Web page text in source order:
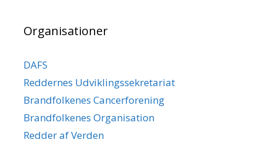
Organisationer
DAFS
Reddernes Udviklingssekretariat
Brandfolkenes Cancerforening
Brandfolkenes Organisation
Redder af Verden